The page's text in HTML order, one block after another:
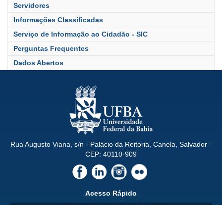
Servidores
Informações Classificadas
Serviço de Informação ao Cidadão - SIC
Perguntas Frequentes
Dados Abertos
Rua Augusto Viana, s/n - Palácio da Reitoria, Canela, Salvador -
CEP: 40110-909
Acesso Rápido